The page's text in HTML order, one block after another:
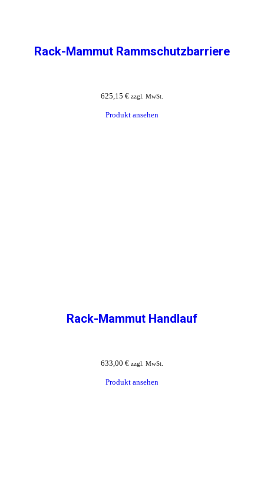
Rack-Mammut Rammschutzbarriere
625,15 € zzgl. MwSt.
Produkt ansehen
Rack-Mammut Handlauf
633,00 € zzgl. MwSt.
Produkt ansehen